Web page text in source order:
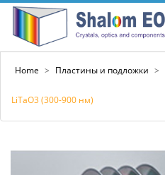
Home > Пластины и подложки >
LiTaO3 (300-900 нм)